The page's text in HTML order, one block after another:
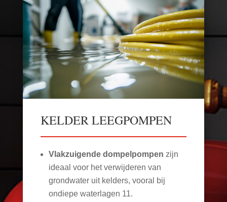
KELDER LEEGPOMPEN
Vlakzuigende dompelpompen zijn
ideaal voor het verwijderen van
grondwater uit kelders, vooral bij
ondiepe waterlagen 11.